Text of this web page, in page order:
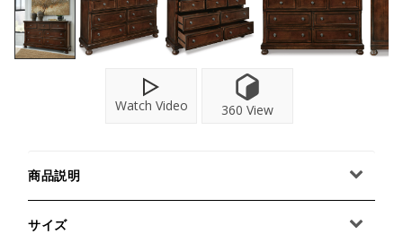
Watch Video 360 View
商品説明
サイズ